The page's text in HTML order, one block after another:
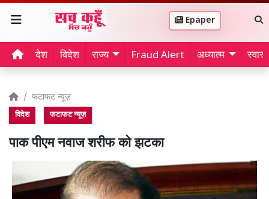
Epaper
देश विदेश राज्य Fraud Alert अध्यात्म
फटाफट न्यूज़
विदेश फटाफट न्यूज़
पाक पीएम नवाज शरीफ को झटका